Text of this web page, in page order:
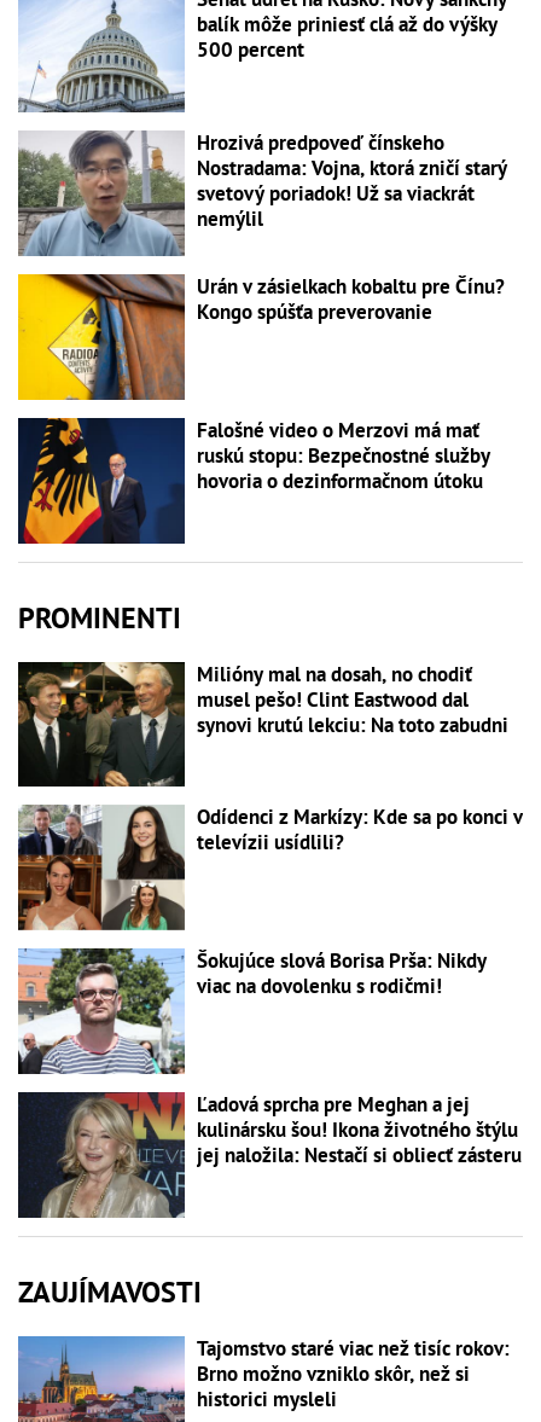
balík môže priniesť clá až do výšky
500 percent
Hrozivá predpoveď čínskeho
Nostradama: Vojna, ktorá zničí starý
svetový poriadok! Už sa viackrát
nemýlil
Urán v zásielkach kobaltu pre Čínu?
Kongo spúšťa preverovanie
Falošné video o Merzovi má mať
ruskú stopu: Bezpečnostné služby
hovoria o dezinformačnom útoku
PROMINENTI
Milióny mal na dosah, no chodiť
musel pešo! Clint Eastwood dal
synovi krutú lekciu: Na toto zabudni
Odídenci z Markízy: Kde sa po konci v
televízii usídlili?
Šokujúce slová Borisa Prša: Nikdy
viac na dovolenku s rodičmi!
Ľadová sprcha pre Meghan a jej
kulinársku šou! Ikona životného štýlu
jej naložila: Nestačí si obliecť zásteru
ZAUJÍMAVOSTI
Tajomstvo staré viac než tisíc rokov:
Brno možno vzniklo skôr, než si
historici mysleli